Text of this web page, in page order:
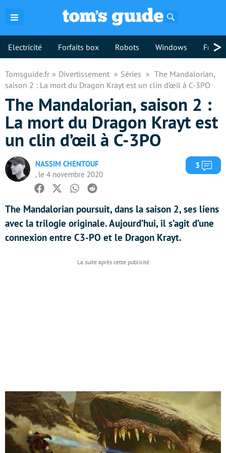
Electricité Forfaits box Robots Windows >
Tomsguide.fr Divertissement Séries
The Mandalorian,
saison 2 : La mort du Dragon Krayt est un clin d’œil à C-3PO
The Mandalorian, saison 2 :
La mort du Dragon Krayt est
un clin d’œil à C-3PO
NASSIM CHENTOUF
, le 4 novembre 2020
3
Facebook
TwitterWhatsapp
Reddit
The Mandalorian poursuit, dans la saison 2, ses liens
avec la trilogie originale. Aujourd’hui, il s’agit d’une
connexion entre C3-PO et le Dragon Krayt.